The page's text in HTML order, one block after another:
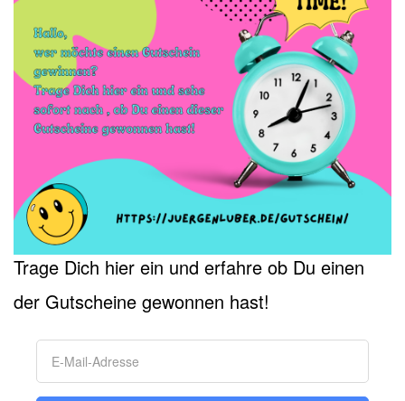
Trage Dich hier ein und erfahre ob Du einen
der Gutscheine gewonnen hast!